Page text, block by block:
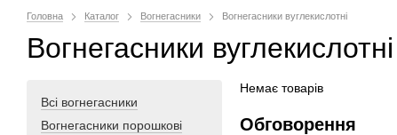
Головна Каталог Вогнегасники Вогнегасники вуглекислотні
Вогнегасники вуглекислотні
Немає товарів
Обговорення
Всі вогнегасники
Вогнегасники порошкові